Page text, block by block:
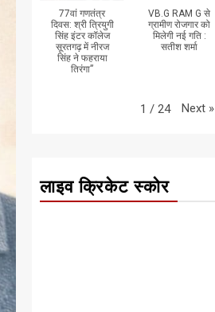
77वां गणतंत्र
दिवस: श्री त्रियुगी
सिंह इंटर कॉलेज
सूरतगढ़ में नीरज
सिंह ने फहराया
तिरंगा”
VB.G RAM G से
ग्रामीण रोजगार को
मिलेगी नई गति :
सतीश शर्मा
1 / 24 Next »
लाइव क्रिकेट स्कोर